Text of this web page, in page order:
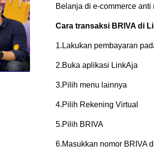
Belanja di e-commerce
Cara transaksi BRIVA di
1.Lakukan pembayaran
2.Buka aplikasi LinkAja
3.Pilih menu lainnya
4.Pilih Rekening Virtual
5.Pilih BRIVA
6.Masukkan nomor BRIVA